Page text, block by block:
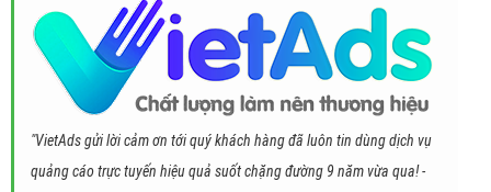
"VietAds gửi lời cảm ơn tới quý khách hàng đã luôn tin dùng dịch vụ
quảng cáo trực tuyến hiệu quả suốt chặng đường 9 năm vừa qua! -